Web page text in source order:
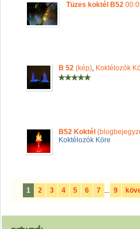
Tüzes koktél B52
B 52 (kép), Koktélozók
B52 Koktél
Koktélozók Köre
1 2 3 4 5 6 7 ... 9